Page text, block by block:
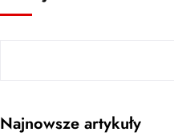
Najnowsze artykuły